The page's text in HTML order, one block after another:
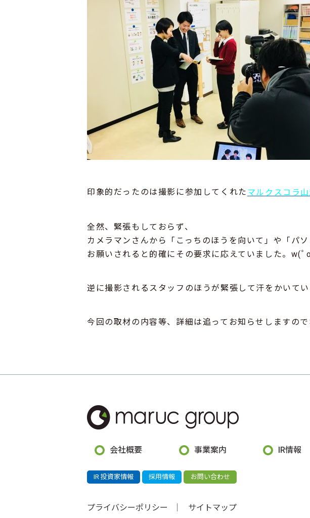
印象的だったのは撮影に参加してくれた マルクスコラ
全然、緊張もしておらず、
カメラマンさんから「こっちのほうを向いて」や「パ
お願いされると的確にその要求に応えていました。w(ﾟ
逆に撮影されるスタッフのほうが緊張して汗をかいて
今回の取材の内容等、詳細は追ってお知らせしますの
会社概要 事業案内 IR情報
IR 投資家情報 採用情報 お問い合わせ
プライバシーポリシー サイトマップ